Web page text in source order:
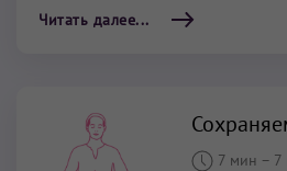
Читать далее...
7 мин – 7